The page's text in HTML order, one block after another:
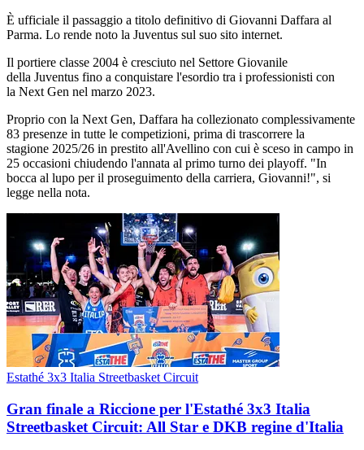
È ufficiale il passaggio a titolo definitivo di Giovanni Daffara al
Parma. Lo rende noto la Juventus sul suo sito internet.
Il portiere classe 2004 è cresciuto nel Settore Giovanile
della Juventus fino a conquistare l'esordio tra i professionisti con
la Next Gen nel marzo 2023.
Proprio con la Next Gen, Daffara ha collezionato complessivamente
83 presenze in tutte le competizioni, prima di trascorrere la
stagione 2025/26 in prestito all'Avellino con cui è sceso in campo in
25 occasioni chiudendo l'annata al primo turno dei playoff. "In
bocca al lupo per il proseguimento della carriera, Giovanni!", si
legge nella nota.
Estathé 3x3 Italia Streetbasket Circuit
Gran finale a Riccione per l'Estathé 3x3 Italia
Streetbasket Circuit: All Star e DKB regine d'Italia